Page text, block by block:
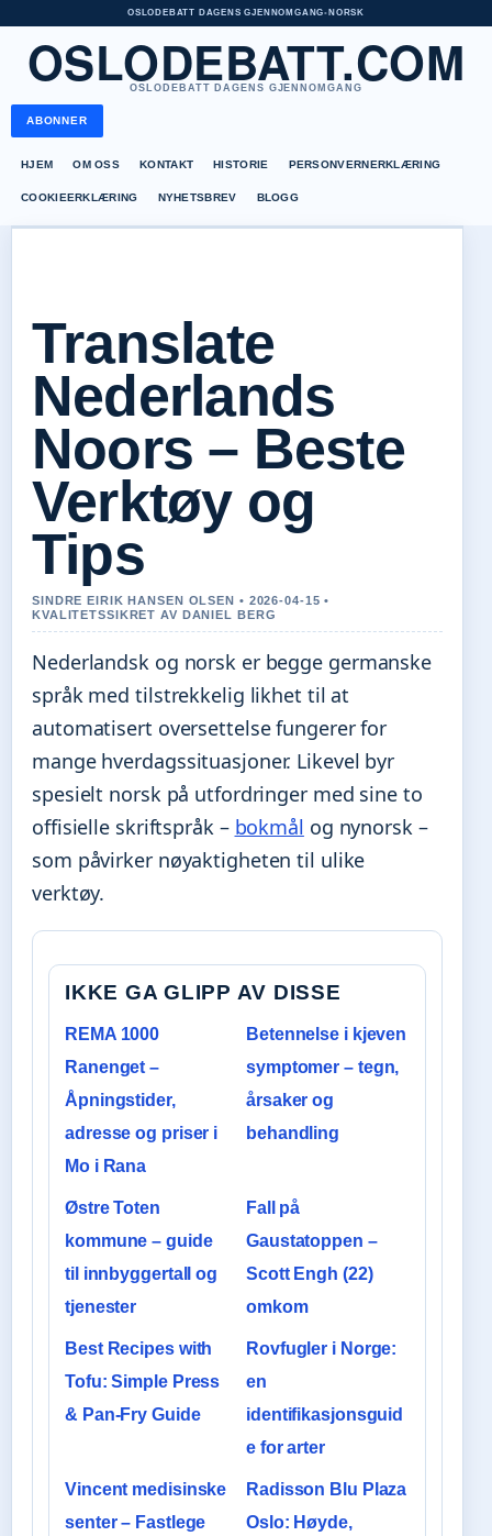
OSLODEBATT DAGENS GJENNOMGANG• NORSK
OSLODEBATT.COM
OSLODEBATT DAGENS GJENNOMGANG
ABONNER
HJEM OM OSS KONTAKT HISTORIE PERSONVERNERKLÆRING
COOKIEERKLÆRING NYHETSBREV BLOGG
Translate
Nederlands
Noors – Beste
Verktøy og
Tips
SINDRE EIRIK HANSEN OLSEN • 2026-04-15 •
KVALITETSSIKRET AV DANIEL BERG
Nederlandsk og norsk er begge germanske
språk med tilstrekkelig likhet til at
automatisert oversettelse fungerer for
mange hverdagssituasjoner. Likevel byr
spesielt norsk på utfordringer med sine to
offisielle skriftspråk – bokmål og nynorsk –
som påvirker nøyaktigheten til ulike
verktøy.
IKKE GA GLIPP AV DISSE
REMA 1000
Ranenget –
Åpningstider,
adresse og priser i
Mo i Rana
Betennelse i kjeven
symptomer – tegn,
årsaker og
behandling
Østre Toten
kommune – guide
til innbyggertall og
tjenester
Fall på
Gaustatoppen –
Scott Engh (22)
omkom
Best Recipes with
Tofu: Simple Press
& Pan-Fry Guide
Rovfugler i Norge:
en
identifikasjonsguid
e for arter
Vincent medisinske
senter – Fastlege
Radisson Blu Plaza
Oslo: Høyde,